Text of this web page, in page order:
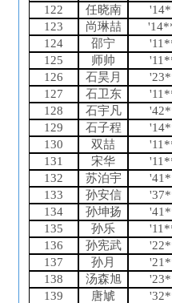
122
任晓南
123
尚琳喆
124
邵宁
125
师帅
126
石昊月
127
石卫东
128
石宇凡
129
石子程
130
双喆
131
宋华
132
苏泊宇
133
孙安信
134
孙坤扬
135
孙乐
136
孙宪武
137
孙月
138
汤森旭
139
唐虓